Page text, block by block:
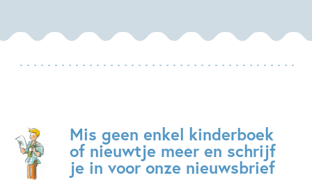
Mis geen enkel kinderboek
of nieuwtje meer en schrijf
je in voor onze nieuwsbrief